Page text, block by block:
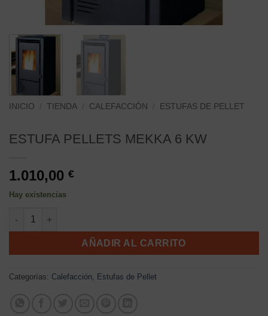
INICIO TIENDA CALEFACCIÓN ESTUFAS DE PELLET
ESTUFA PELLETS MEKKA 6 KW
1.010,00 €
Hay existencias
ESTUFA PELLETS MEKKA 6 KW cantidad
AÑADIR AL CARRITO
Categorías: Calefacción, Estufas de Pellet